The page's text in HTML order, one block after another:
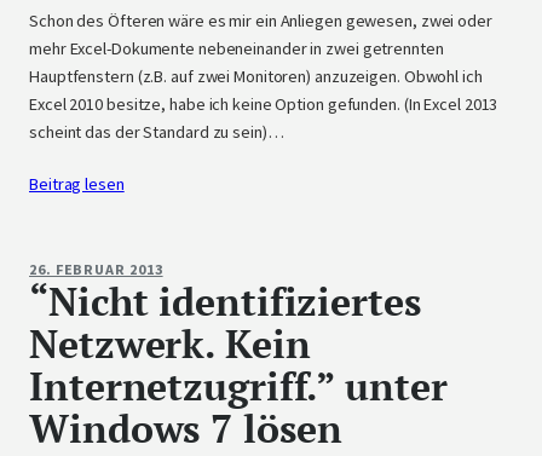
Schon des Öfteren wäre es mir ein Anliegen gewesen, zwei oder
mehr Excel-Dokumente nebeneinander in zwei getrennten
Hauptfenstern (z.B. auf zwei Monitoren) anzuzeigen. Obwohl ich
Excel 2010 besitze, habe ich keine Option gefunden. (In Excel 2013
scheint das der Standard zu sein)…
Beitrag lesen
26. FEBRUAR 2013
“Nicht identifiziertes
Netzwerk. Kein
Internetzugriff.” unter
Windows 7 lösen